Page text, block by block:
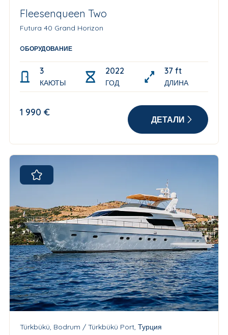
Fleesenqueen Two
Futura 40 Grand Horizon
OБОРУДОВАНИЕ
3
КАЮТЫ
2022
ГОД
37 ft
ДЛИНА
1 990 €
ДЕТАЛИ
Türkbükü, Bodrum / Türkbükü Port, Турция